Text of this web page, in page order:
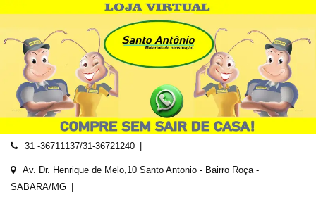
content
31 -36711137/31-36721240
Av. Dr. Henrique de Melo,10 Santo Antonio - Bairro Roça -
SABARA/MG